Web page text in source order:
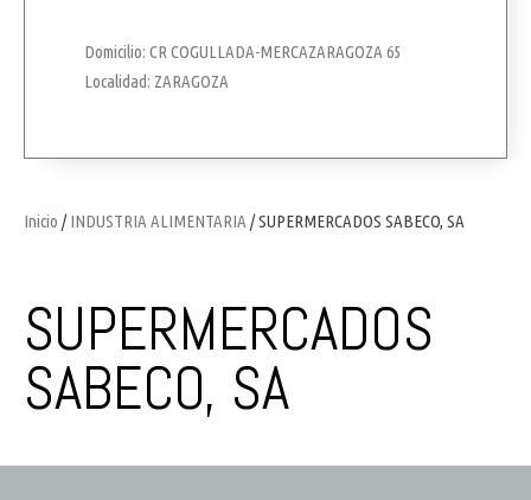
Inicio /INDUSTRIA ALIMENTARIA / SUPERMERCADOS SABECO, SA
SUPERMERCADOS
SABECO, SA
Domicilio: CR COGULLADA-MERCAZARAGOZA 65
Localidad: ZARAGOZA